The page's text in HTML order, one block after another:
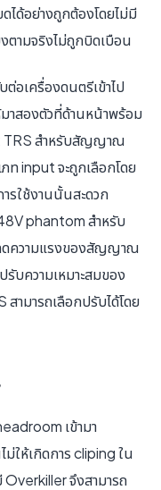
ได้อย่างถูกต้องโดยไม่มี
ตามจริงไม่ถูกบิดเบือน
อเครื่องดนตรีเข้าไป
มาสองตัวที่ด้านหน้าพร้อม
TRS สําหรับสัญญาณ
ท input จะถูกเลือกโดย
รใช้งานนั้นสะดวก
phantom สําหรับ
ดความแรงของสัญญาณ
บความเหมาะสมของ
มารถเลือกปรับได้โดย
เข้ามา
ให้เกิดการ cliping ใน
จึงสามารถ